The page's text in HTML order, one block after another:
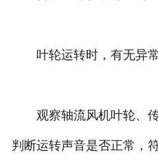
叶轮运转时，有无异常
观察轴流风机叶轮、传
判断运转声音是否正常，